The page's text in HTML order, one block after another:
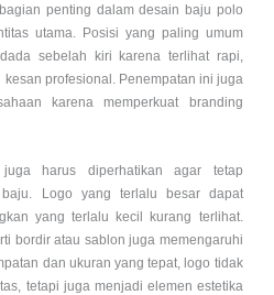
penting dalam desain baju polo
utama. Posisi yang paling umum
sebelah kiri karena terlihat rapi,
profesional. Penempatan ini juga
karena memperkuat branding
harus diperhatikan agar tetap
Logo yang terlalu besar dapat
yang terlalu kecil kurang terlihat.
bordir atau sablon juga memengaruhi
dan ukuran yang tepat, logo tidak
tetapi juga menjadi elemen estetika